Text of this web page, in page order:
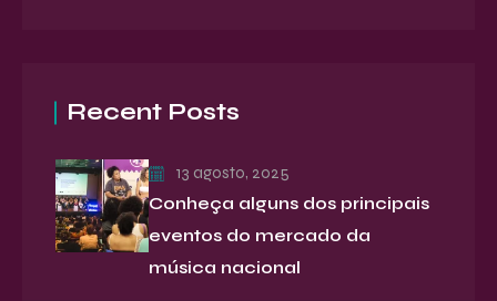
Recent Posts
13 agosto, 2025
Conheça alguns dos principais
eventos do mercado da
música nacional